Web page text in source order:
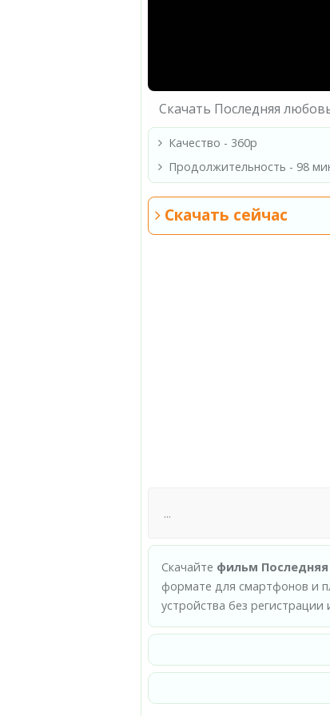
Скачать Последняя
Качество - 360p
Продолжительность - 98
Скачать сейчас
Скачайте фильм
формате для смартфонов и
устройства без регистрации